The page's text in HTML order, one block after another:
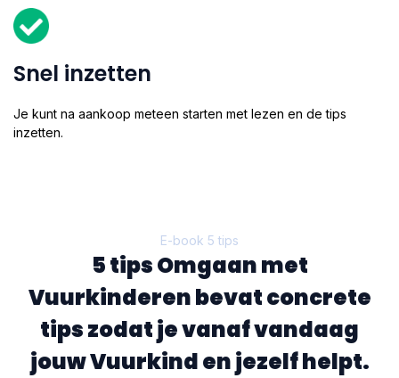
Snel inzetten
Je kunt na aankoop meteen starten met lezen en de tips
inzetten.​
E-book 5 tips
5 tips Omgaan met
Vuurkinderen bevat concrete
tips zodat je vanaf vandaag
jouw Vuurkind en jezelf helpt.​